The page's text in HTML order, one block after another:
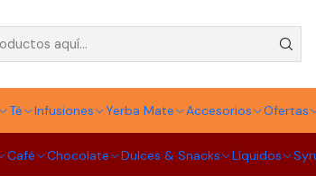
Té Infusiones Yerba Mate Accesorios Ofertas
Café Chocolate Dulces & Snacks Líquidos
Té Soul Tea
no hay productos disponibles aquí